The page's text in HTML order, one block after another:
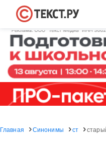
Главная Синонимы ст